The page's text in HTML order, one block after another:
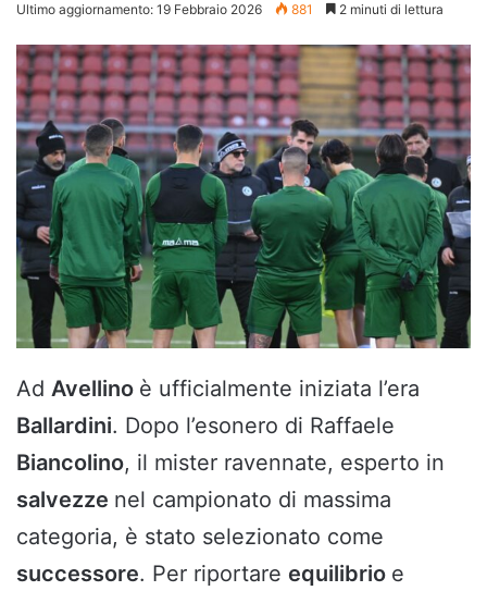
Ultimo aggiornamento: 19 Febbraio 2026 881 2 minuti di lettura
Ad Avellino è ufficialmente iniziata l’era
Ballardini. Dopo l’esonero di Raffaele
Biancolino, il mister ravennate, esperto in
salvezze nel campionato di massima
categoria, è stato selezionato come
successore. Per riportare equilibrio e